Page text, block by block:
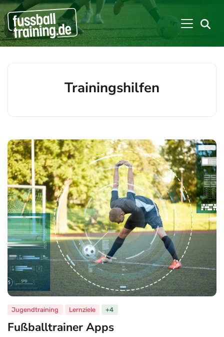
Trainingshilfen
Beiträge zu: Trainingshilfen
Fußballtrainer Apps
Jugendtraining Lernziele +4